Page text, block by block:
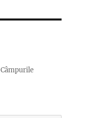
Câmpurile